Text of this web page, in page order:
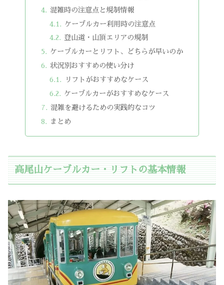
混雑時の注意点と規制情報
ケーブルカー利用時の注意点
登山道・山頂エリアの規制
ケーブルカーとリフト、どちらが早いのか
状況別おすすめの使い分け
リフトがおすすめなケース
ケーブルカーがおすすめなケース
混雑を避けるための実践的なコツ
まとめ
高尾山ケーブルカー・リフトの基本情報